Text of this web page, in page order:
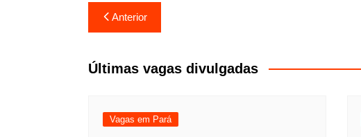
Navegação
de
Post
Anterior
Últimas vagas divulgadas
Vagas em Pará